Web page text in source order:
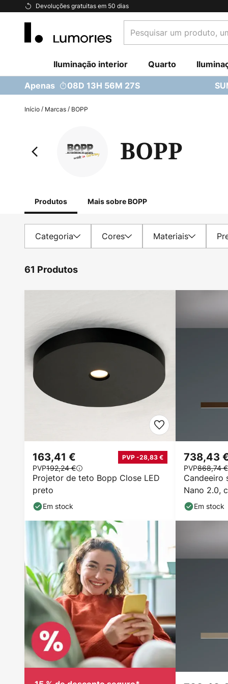
Devoluções gratuitas em 50 dias
Ir
Conteúdo
um
uma
categoria...
Iluminação interior Quarto
Apenas 08D 13H 56M 26S
Início Marcas BOPP
BOPP
Produtos Mais sobre BOPP
Categoria Cores Materiais
61 Produtos
Projetor de teto Bopp Close LED
preto
163,41 € PVP -28,83 €
PVP192,24 €
Em stock
Candeeiro
Nano 2.0,
bronze/
738,43
PVP868,74 €
Em stock